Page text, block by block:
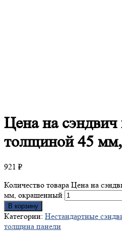
Ценана сэндвич
толщиной 45
921 ₽
Количество товара Цена на
мм, окрашенный
В корзину
Категории: Нестандартные
толщина панели